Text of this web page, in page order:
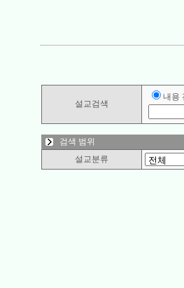
설교검색
내용
검색 범위
설교분류